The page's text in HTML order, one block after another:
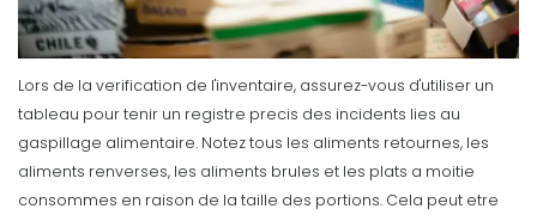
Lors de la verification de l'inventaire, assurez-vous d'utiliser un
tableau pour tenir un registre precis des incidents lies au
gaspillage alimentaire. Notez tous les aliments retournes, les
aliments renverses, les aliments brules et les plats a moitie
consommes en raison de la taille des portions. Cela peut etre